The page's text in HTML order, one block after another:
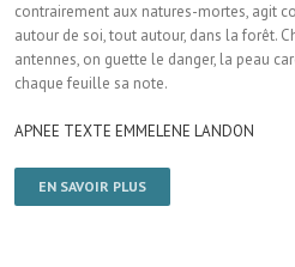
contrairement aux natures-mortes, agit
autour de soi, tout autour, dans la forêt.
antennes, on guette le danger, la peau
chaque feuille sa note.
APNEE TEXTE EMMELENE LANDON
EN SAVOIR PLUS